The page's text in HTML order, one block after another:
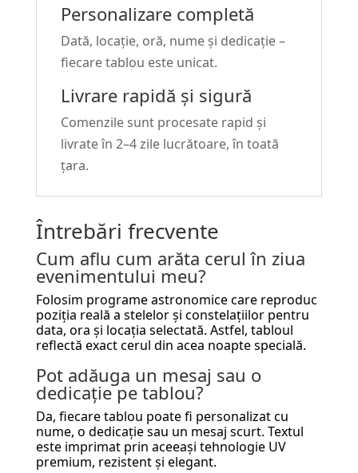
Personalizare completă
Dată, locație, oră, nume și dedicație –
fiecare tablou este unicat.
Livrare rapidă și sigură
Comenzile sunt procesate rapid și
livrate în 2–4 zile lucrătoare, în toată
țara.
Întrebări frecvente
Cum aflu cum arăta cerul în ziua
evenimentului meu?
Folosim programe astronomice care reproduc
poziția reală a stelelor și constelațiilor pentru
data, ora și locația selectată. Astfel, tabloul
reflectă exact cerul din acea noapte specială.
Pot adăuga un mesaj sau o
dedicație pe tablou?
Da, fiecare tablou poate fi personalizat cu
nume, o dedicație sau un mesaj scurt. Textul
este imprimat prin aceeași tehnologie UV
premium, rezistent și elegant.